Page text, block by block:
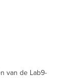
van de Lab9-